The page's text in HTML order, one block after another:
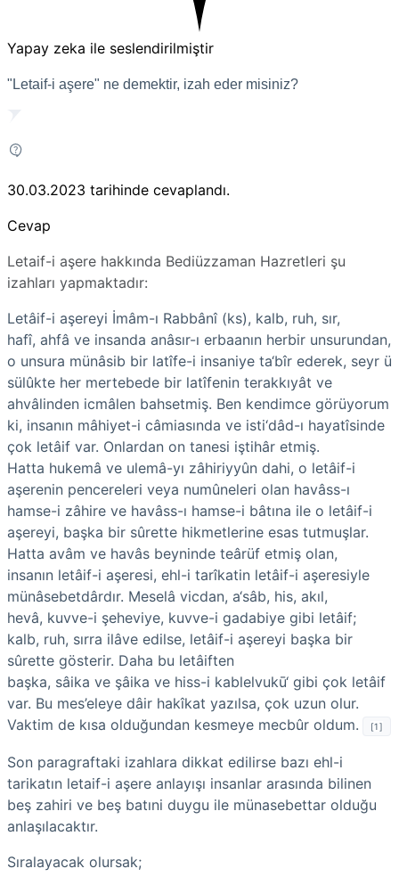
Yapay zeka ile seslendirilmiştir
"Letaif-i aşere" ne demektir, izah eder misiniz?
30.03.2023 tarihinde cevaplandı.
Cevap
Letaif-i aşere hakkında Bediüzzaman Hazretleri şu
izahları yapmaktadır:
Letâif-i aşereyi İmâm-ı Rabbânî (ks), kalb, ruh, sır,
hafî, ahfâ ve insanda anâsır-ı erbaanın herbir unsurundan,
o unsura münâsib bir latîfe-i insaniye ta‘bîr ederek, seyr ü
sülûkte her mertebede bir latîfenin terakkıyât ve
ahvâlinden icmâlen bahsetmiş. Ben kendimce görüyorum
ki, insanın mâhiyet-i câmiasında ve isti‘dâd-ı hayatîsinde
çok letâif var. Onlardan on tanesi iştihâr etmiş.
Hatta hukemâ ve ulemâ-yı zâhiriyyûn dahi, o letâif-i
aşerenin pencereleri veya numûneleri olan havâss-ı
hamse-i zâhire ve havâss-ı hamse-i bâtına ile o letâif-i
aşereyi, başka bir sûrette hikmetlerine esas tutmuşlar.
Hatta avâm ve havâs beyninde teârüf etmiş olan,
insanın letâif-i aşeresi, ehl-i tarîkatin letâif-i aşeresiyle
münâsebetdârdır. Meselâ vicdan, a‘sâb, his, akıl,
hevâ, kuvve-i şeheviye, kuvve-i gadabiye gibi letâif;
kalb, ruh, sırra ilâve edilse, letâif-i aşereyi başka bir
sûrette gösterir. Daha bu letâiften
başka, sâika ve şâika ve hiss-i kablelvukū‘ gibi çok letâif
var. Bu mes’eleye dâir hakîkat yazılsa, çok uzun olur.
Vaktim de kısa olduğundan kesmeye mecbûr oldum.
[1]
Son paragraftaki izahlara dikkat edilirse bazı ehl-i
tarikatın letaif-i aşere anlayışı insanlar arasında bilinen
beş zahiri ve beş batıni duygu ile münasebettar olduğu
anlaşılacaktır.
Sıralayacak olursak;